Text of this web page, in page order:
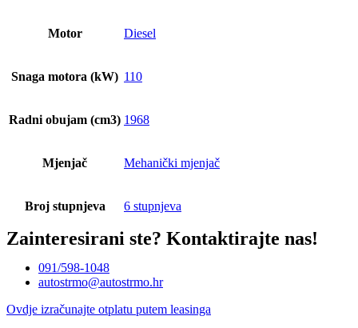
Motor Diesel
Snaga motora (kW) 110
Radni obujam (cm3) 1968
Mjenjač Mehanički mjenjač
Broj stupnjeva 6 stupnjeva
Zainteresirani ste? Kontaktirajte nas!
091/598-1048
autostrmo@autostrmo.hr
Ovdje izračunajte otplatu putem leasinga